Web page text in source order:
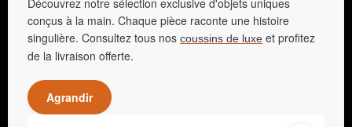
Découvrez notre sélection exclusive d'objets uniques
conçus à la main. Chaque pièce raconte une histoire
singulière. Consultez tous nos coussins de luxe et profitez
de la livraison offerte.
Agrandir